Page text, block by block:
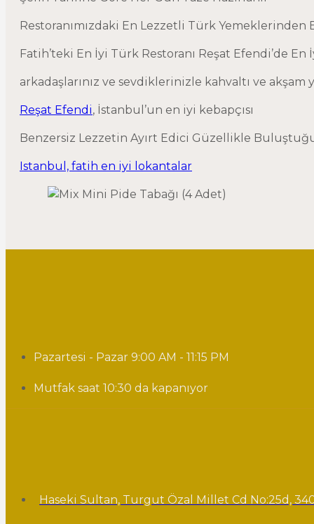
Restoranımızdaki En Lezzetli Türk Yemeklerinden
Fatih’teki En İyi Türk Restoranı Reşat Efendi’de En
arkadaşlarınız ve sevdiklerinizle kahvaltı ve
Reşat Efendi, İstanbul’un en iyi kebapçısı
Benzersiz Lezzetin Ayırt Edici Güzellikle
Istanbul, fatih en iyi lokantalar
Pazartesi - Pazar 9:00 AM - 11:15 PM
Mutfak saat 10:30 da kapanıyor
Haseki Sultan, Turgut Özal Millet Cd No:25d,